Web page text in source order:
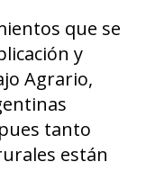
que se
y
Agrario,
tanto
están